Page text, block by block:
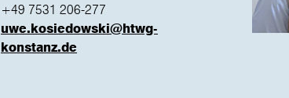
+49 7531 206-277
uwe.kosiedowski@htwg-
konstanz.de